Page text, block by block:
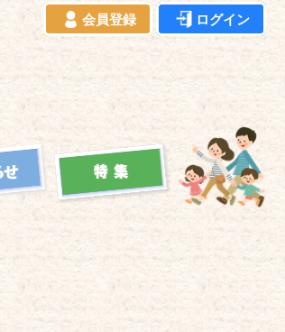
会員登録 ログイン